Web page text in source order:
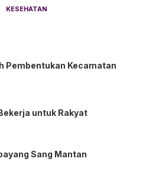
“Angin Duduk”
KESEHATAN
Pembentukan Kecamatan
untuk Rakyat
Sang Mantan